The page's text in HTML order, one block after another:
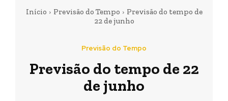
Início Previsão do Tempo
Previsão do tempo de
22 de junho
Previsão do Tempo
Previsão do tempo de 22
de junho